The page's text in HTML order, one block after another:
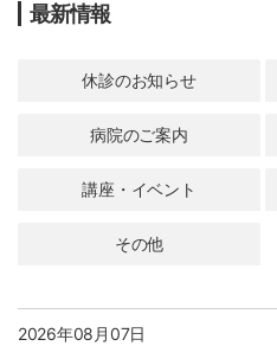
最新情報
休診のお知らせ
病院のご案内
講座・イベント
その他
2026年08月07日